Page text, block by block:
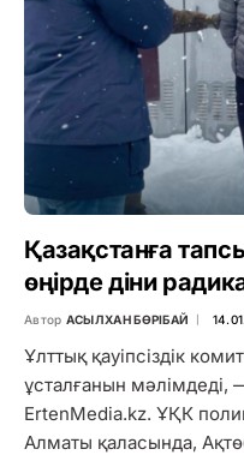
Қазақстанға
өңірде діни
Автор АСЫЛХАН БӨРІБАЙ
Ұлттық қауіпсіздік
ұсталғанын мәлімдеді,
ErtenMedia.kz. ҰҚК
Алматы қаласында,